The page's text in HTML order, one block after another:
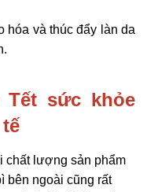
hóa và thúc đẩy làn da
sức khỏe
chất lượng sản phẩm
bên ngoài cũng rất